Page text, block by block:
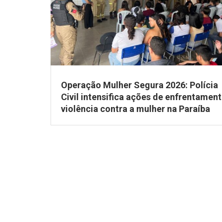
Operação Mulher Segura 2026: Polícia
Civil intensifica ações de
violência contra a mulher na Paraíba